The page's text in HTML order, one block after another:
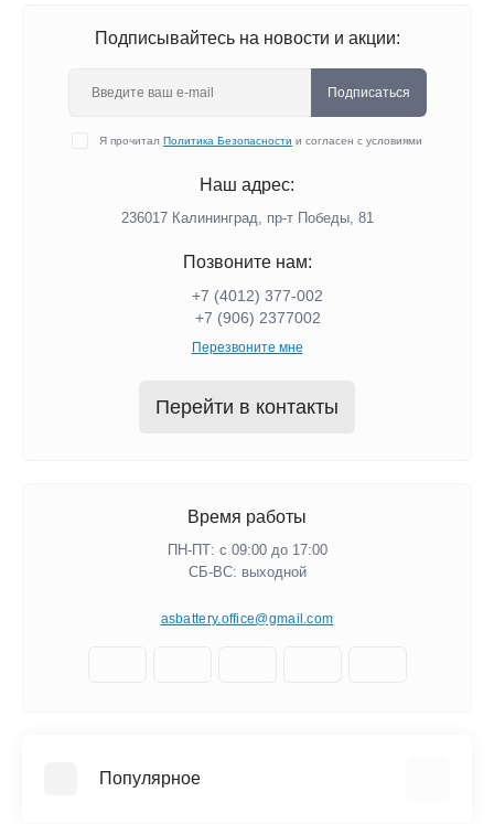
Подписывайтесь на новости и акции:
Подписаться
Я прочитал Политика Безопасности и согласен с условиями
Наш адрес:
236017 Калининград,​ пр-т Победы, 81
Позвоните нам:
+7 (4012) 377-002
+7 (906) 2377002
Перезвоните мне
Перейти в контакты
Время работы
ПН-ПТ: с 09:00 до 17:00
СБ-ВС: выходной
asbattery.office@gmail.com
Популярное